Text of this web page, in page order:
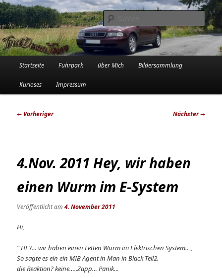
Zum
primären
Inhalt
springenTinadowntown
Die Audi-Schrauberin und ihre Erlebnisse in der Garage
Startseite Fuhrpark über Mich Bildersammlung
Kurioses Impressum
Beitragsnavigation
← Vorheriger Nächster→
4.Nov. 2011 Hey, wir haben
einen Wurm im E-System
Veröffentlicht am4. November 2011
Hi,
“ HEY… wir haben einen Fetten Wurm im Elektrischen System.. „
So sagte es ein ein MIB Agent in Man in Black Teil2.
die Reaktion? keine…..Zapp… Panik…